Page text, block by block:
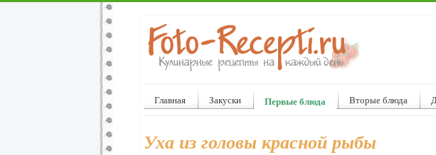
Главная Закуски Первые блюда Вторые блюда
Уха из головы красной рыбы